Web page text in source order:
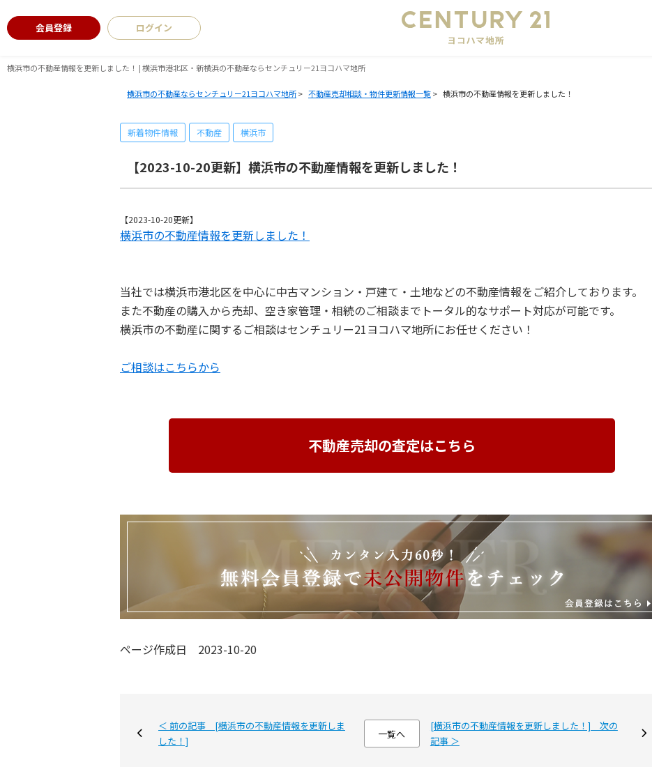
横浜市の不動産情報を更新しました！ | 横浜市港北区・新横浜の不動産ならセンチュリー21ヨコハマ地所
会員登録 ログイン
横浜市の不動産ならセンチュリー21ヨコハマ地所> 不動産売却相談・物件更新情報一覧> 横浜市の不動産情報を更新しました！
新着物件情報 不動産 横浜市
【2023-10-20更新】横浜市の不動産情報を更新しました！
【2023-10-20更新】
横浜市の不動産情報を更新しました！
当社では横浜市港北区を中心に中古マンション・戸建て・土地などの不動産情報をご紹介しております。
また不動産の購入から売却、空き家管理・相続のご相談までトータル的なサポート対応が可能です。
横浜市の不動産に関するご相談はセンチュリー21ヨコハマ地所にお任せください！
ご相談はこちらから
不動産売却の査定はこちら
ページ作成日 2023-10-20
＜ 前の記事 [横浜市の不動産情報を更新しま
した！]
一覧へ
[横浜市の不動産情報を更新しました！] 次の
記事 ＞